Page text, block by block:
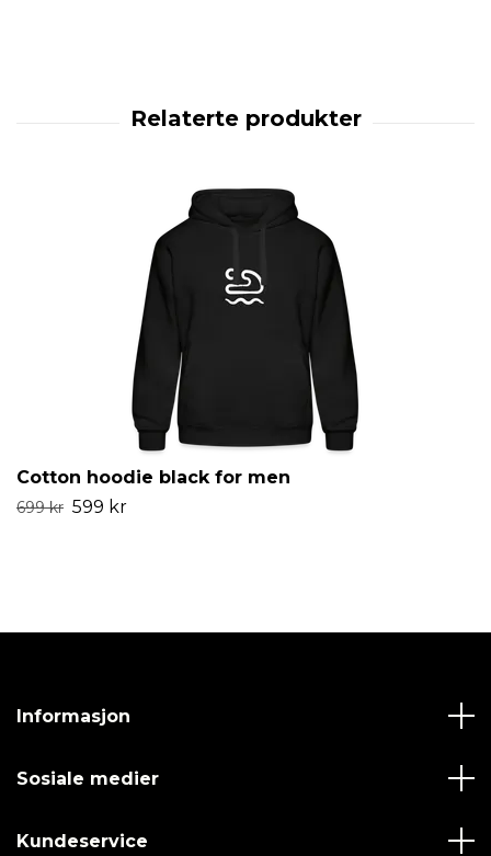
Cotton hoodie black for men
699 kr 599 kr
Informasjon
Sosiale medier
Kundeservice